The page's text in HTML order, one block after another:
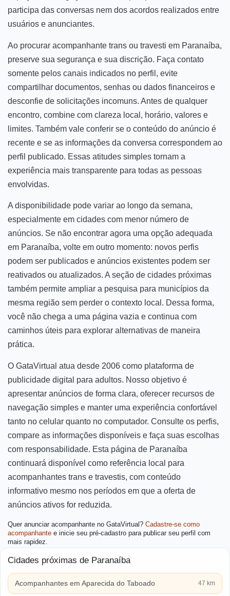
participa das conversas nem dos acordos realizados entre
usuários e anunciantes.
Ao procurar acompanhante trans ou travesti em Paranaíba,
preserve sua segurança e sua discrição. Faça contato
somente pelos canais indicados no perfil, evite
compartilhar documentos, senhas ou dados financeiros e
desconfie de solicitações incomuns. Antes de qualquer
encontro, combine com clareza local, horário, valores e
limites. Também vale conferir se o conteúdo do anúncio é
recente e se as informações da conversa correspondem ao
perfil publicado. Essas atitudes simples tornam a
experiência mais transparente para todas as pessoas
envolvidas.
A disponibilidade pode variar ao longo da semana,
especialmente em cidades com menor número de
anúncios. Se não encontrar agora uma opção adequada
em Paranaíba, volte em outro momento: novos perfis
podem ser publicados e anúncios existentes podem ser
reativados ou atualizados. A seção de cidades próximas
também permite ampliar a pesquisa para municípios da
mesma região sem perder o contexto local. Dessa forma,
você não chega a uma página vazia e continua com
caminhos úteis para explorar alternativas de maneira
prática.
O GataVirtual atua desde 2006 como plataforma de
publicidade digital para adultos. Nosso objetivo é
apresentar anúncios de forma clara, oferecer recursos de
navegação simples e manter uma experiência confortável
tanto no celular quanto no computador. Consulte os perfis,
compare as informações disponíveis e faça suas escolhas
com responsabilidade. Esta página de Paranaíba
continuará disponível como referência local para
acompanhantes trans e travestis, com conteúdo
informativo mesmo nos períodos em que a oferta de
anúncios ativos for reduzida.
Quer anunciar acompanhante no GataVirtual? Cadastre-se como
acompanhante e inicie seu pré-cadastro para publicar seu perfil com
mais rapidez.
Cidades próximas de Paranaíba
Acompanhantes em Aparecida do Taboado 47 km